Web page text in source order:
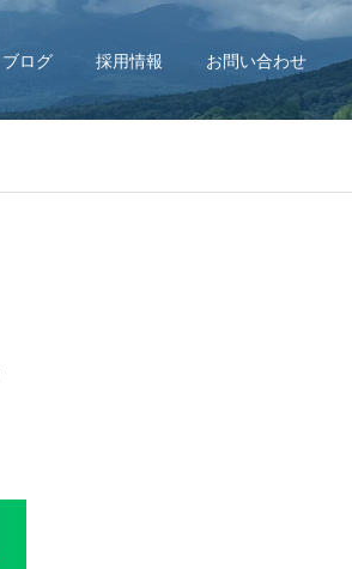
ブログ 採用情報 お問い合わせ